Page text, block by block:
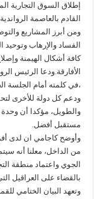
إطلاق السوق التجارية
القادم بالعاصمة
ومن أبرز المشاريع
الفساد والإرهاب وتوحيد
كافة أشكال الهيمنة
الأفارقة.ودعا الرئيس
،في كلمته أمام الجلسة
ودعم كل دولة للأخرى
والطويل، مؤكدا أن
مستقبل أفضل.
من الداخل، معلنا أنه
الجوي واعتماد منطقة
بالقضاء على العراقيل
وتعهد البيان الختامي